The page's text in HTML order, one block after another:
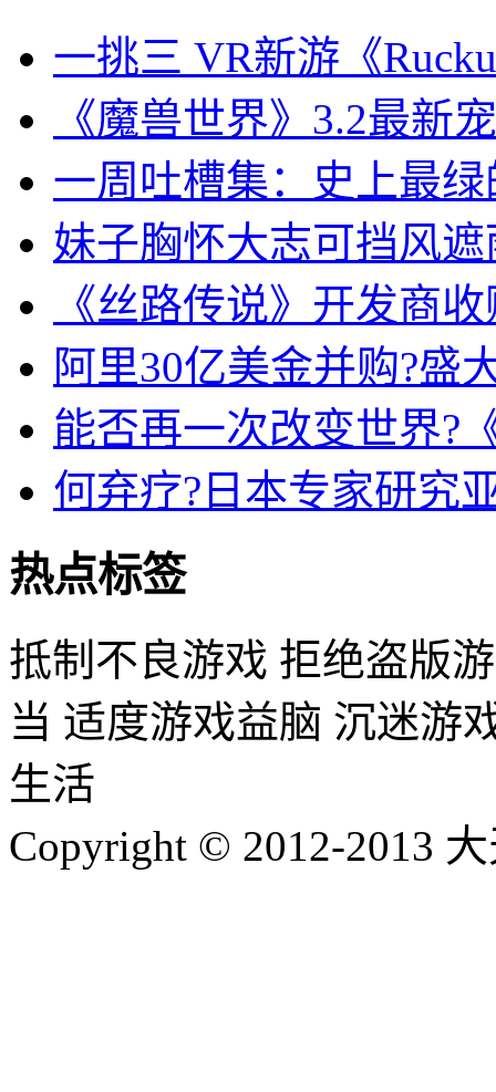
一挑三 VR新游《
《魔兽世界》3.2最新
一周吐槽集：史上最
妹子胸怀大志可挡风
《丝路传说》开发商
阿里30亿美金并购?盛
能否再一次改变世界?
何弃疗?日本专家研究
热点标签
抵制不良游戏 拒绝盗版
当 适度游戏益脑 沉迷游
生活
Copyright © 2012-2013